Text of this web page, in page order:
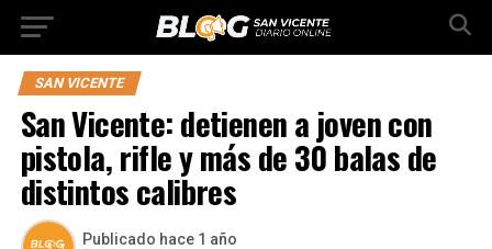
SAN VICENTE
San Vicente: detienen a joven con
pistola, rifle y más de 30 balas de
distintos calibres
Publicado hace 1 año